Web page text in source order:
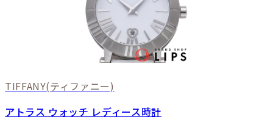
TIFFANY(ティファニー)
アトラス ウォッチ レディース時計